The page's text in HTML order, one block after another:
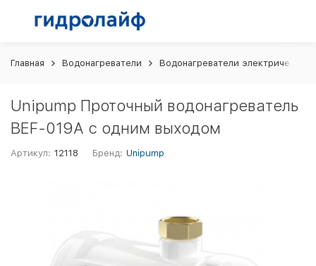
Главная Водонагреватели Водонагреватели электрические
Unipump Проточный водонагреватель
BEF-019A с одним выходом
Артикул: 12118 Бренд: Unipump